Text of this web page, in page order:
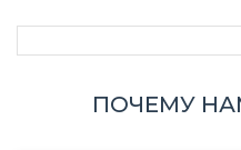
ПОЧЕМУ